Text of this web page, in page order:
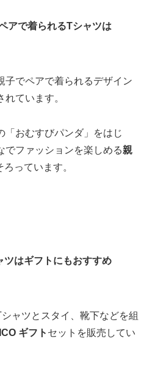
アで着られるTシャツは
子でペアで着られるデザイン
れています。
「おむすびパンダ」をはじ
でファッションを楽しめる親
ろっています。
ツはギフトにもおすすめ
ャツとスタイ、靴下などを組
ギフト セットを販売してい